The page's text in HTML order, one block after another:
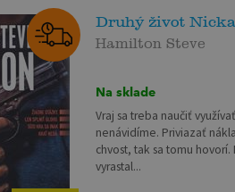
Druhý život
Hamilton Steve
Na sklade
Vraj sa treba naučiť
nenávidíme. Priviazať
chvost, tak sa tomu hovorí.
vyrastal...